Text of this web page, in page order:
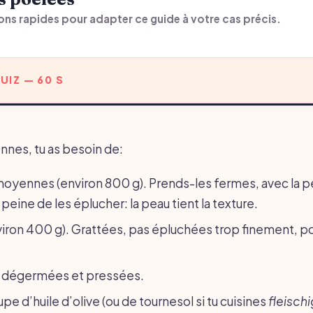
rapides pour adapter ce guide à votre cas précis.
— 60 S
tu as besoin de:
(environ 800 g). Prends-les fermes, avec la
peine de les éplucher: la peau tient la texture.
400 g). Grattées, pas épluchées trop finement,
dégermées et pressées.
d’huile d’olive (ou de tournesol si tu cuisines